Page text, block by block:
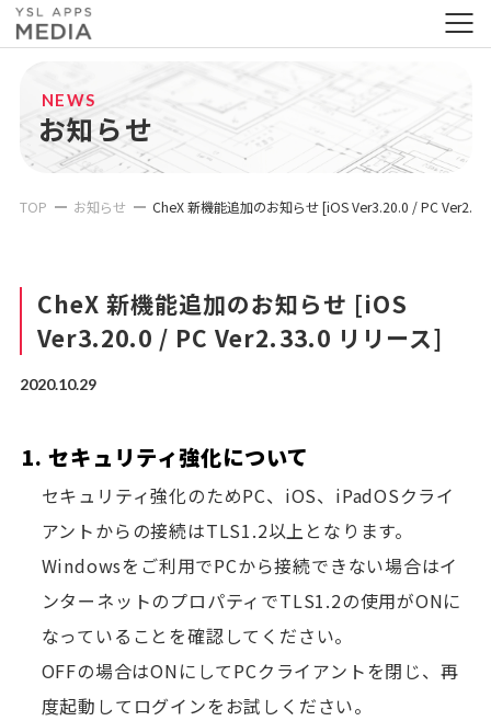
NEWS
お知らせ
TOP お知らせ CheX 新機能追加のお知らせ [iOS Ver3.20.0 / PC
CheX 新機能追加のお知らせ [iOS
Ver3.20.0 / PC Ver2.33.0 リリース]
2020.10.29
1. セキュリティ強化について
セキュリティ強化のためPC、iOS、iPadOSクライ
アントからの接続はTLS1.2以上となります。
Windowsをご利用でPCから接続できない場合はイ
ンターネットのプロパティでTLS1.2の使用がONに
なっていることを確認してください。
OFFの場合はONにしてPCクライアントを閉じ、再
度起動してログインをお試しください。